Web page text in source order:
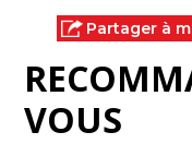
Partager à
VOUS